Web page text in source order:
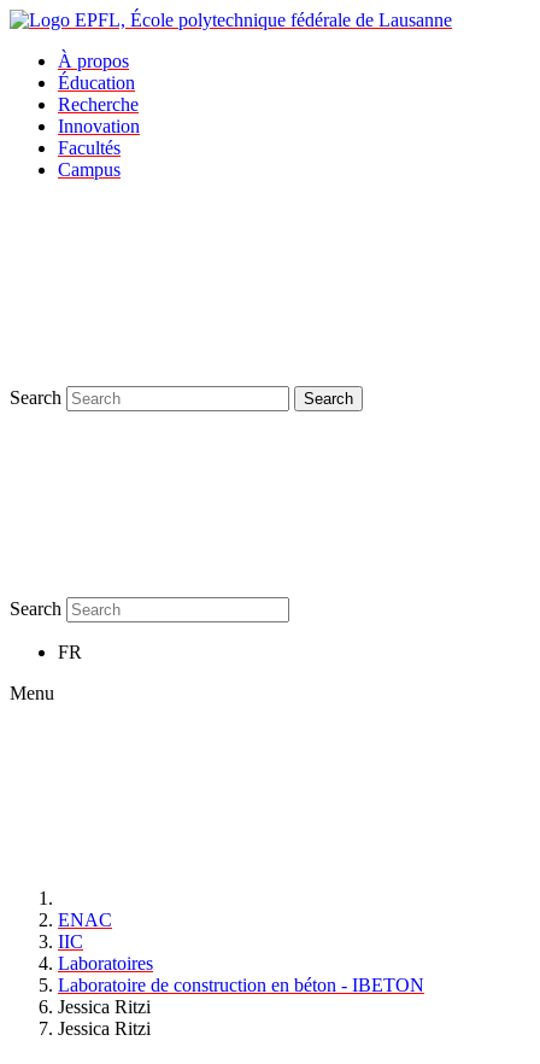
À propos
Éducation
Recherche
Innovation
Facultés
Campus
Search Search
Search
FR
Menu
ENAC
IIC
Laboratoires
Laboratoire de construction en béton - IBETON
Jessica Ritzi
Jessica Ritzi